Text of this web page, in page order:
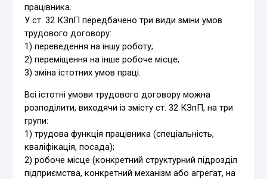
працівника.
У ст. 32 КЗпП передбачено три види зміни умов
трудового договору:
1) переведення на іншу роботу;
2) переміщення на інше робоче місце;
3) зміна істотних умов праці.
Всі істотні умови трудового договору можна
розподілити, виходячи із змісту ст. 32 КЗпП, на три
групи:
1) трудова функція працівника (спеціальність,
кваліфікація, посада);
2) робоче місце (конкретний структурний підрозділ
підприємства, конкретний механізм або агрегат, на